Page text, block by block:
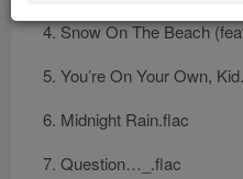
Snow On The Beach
You’re On Your Own,
Midnight Rain.flac
Question…_.flac